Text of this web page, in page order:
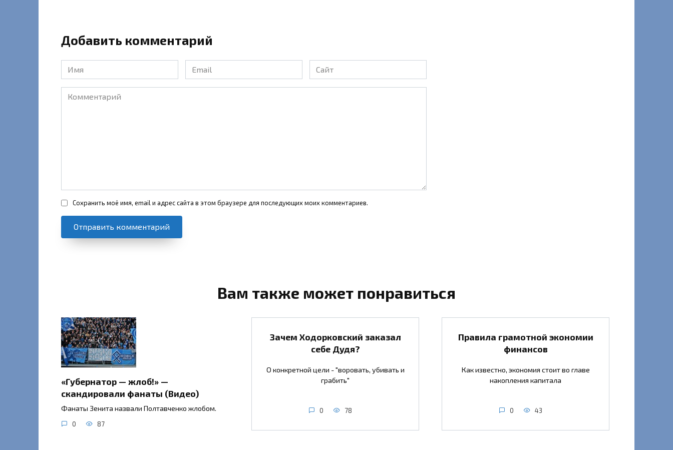
Добавить комментарий
Имя
*
Email
*
Сайт
Комментарий
Сохранить моё имя, email и адрес сайта в этом браузере для последующих моих комментариев.
Вам также может понравиться
«Губернатор — жлоб!» —
скандировали фанаты (Видео)
Фанаты Зенита назвали Полтавченко жлобом.
0 87
Зачем Ходорковский заказал
себе Дудя?
О конкретной цели - "воровать, убивать и
грабить"
0 78
Правила грамотной экономии
финансов
Как известно, экономия стоит во главе
накопления капитала
0 43